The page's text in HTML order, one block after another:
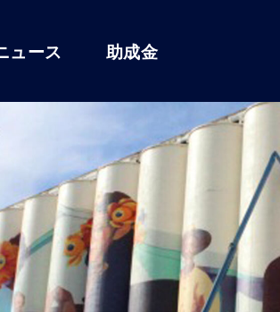
ュース 助成金